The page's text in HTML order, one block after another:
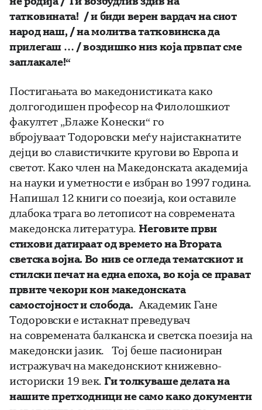
татковината! / и биди верен вардач на сиот
народ наш, / на молитва татковинска да
прилегаш … / воздишко низ која првпат сме
заплакале!“
Постигањата во македонистиката како
долгогодишен професор на Филолошкиот
факултет „Блаже Конески“ го
вбројуваат Тодоровски меѓу најистакнатите
дејци во славистичките кругови во Европа и
светот. Како член на Македонската академија
на науки и уметности е избран во 1997 година.
Напишал 12 книги со поезија, кои оставиле
длабока трага во летописот на современата
македонска литература. Неговите први
стихови датираат од времето на Втората
светска војна. Во нив се огледа тематскиот и
стилски печат на една епоха, во која се прават
првите чекори кон македонската
самостојност и слобода. Академик Гане
Тодоровски е истакнат преведувач
на современата балканска и светска поезија на
македонски јазик. Тој беше пасиониран
истражувач на македонскиот книжевно-
историски 19 век. Ги толкуваше делата на
нашите претходници не само како документи